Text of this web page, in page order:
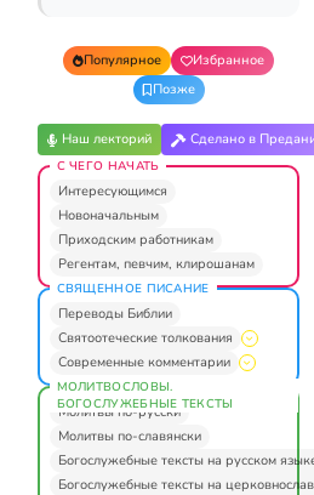
Популярное
Избранное
Позже
Наш лекторий Сделано в
С ЧЕГО НАЧАТЬ
Интересующимся
Новоначальным
Приходским работникам
Регентам, певчим, клирошанам
СВЯЩЕННОЕ ПИСАНИЕ
Переводы Библии
Святоотеческие толкования
Современные комментарии
МОЛИТВОСЛОВЫ.
БОГОСЛУЖЕБНЫЕ ТЕКСТЫ
Молитвы по-русски
Молитвы по-славянски
Богослужебные тексты на русском
Богослужебные тексты на